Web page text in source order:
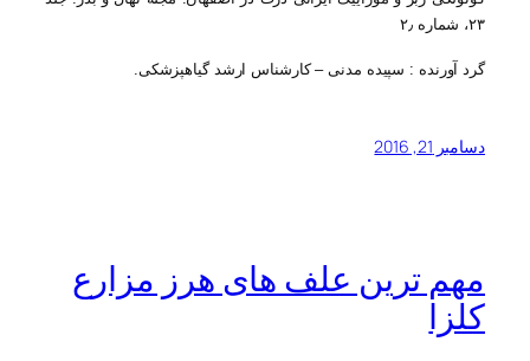
۲۳، شماره ۲٫
گرد آورنده : سپیده مدنی – کارشناس ارشد گیاهپزشکی.
دسامبر 21, 2016
مهم ترین علف های هرز مزارع
کلزا